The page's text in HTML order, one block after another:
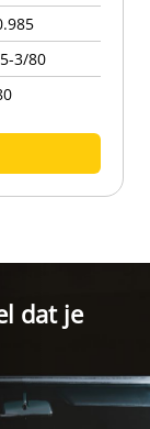
3/80
dat je